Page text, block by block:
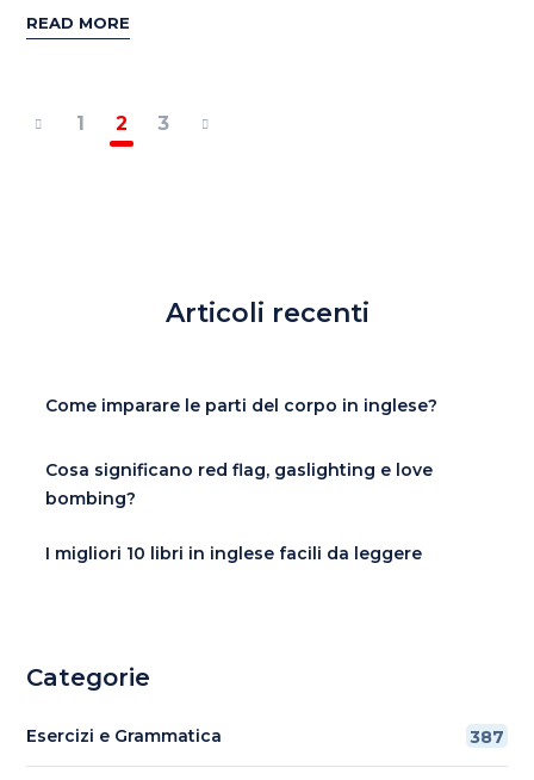
READ MORE
1 2 3
Articoli recenti
Come imparare le parti del corpo in inglese?
Cosa significano red flag, gaslighting e love
bombing?
I migliori 10 libri in inglese facili da leggere
Categorie
Esercizi e Grammatica 387